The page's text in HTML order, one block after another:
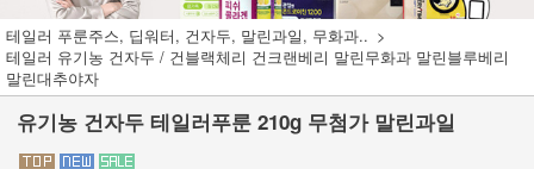
테일러 푸룬주스, 딥워터, 건자두, 말린과일, 무화과..
테일러 유기농 건자두 / 건블랙체리 건크랜베리 말린무화과 말린블루베리
말린대추야자
유기농 건자두 테일러푸룬 210g 무첨가 말린과일